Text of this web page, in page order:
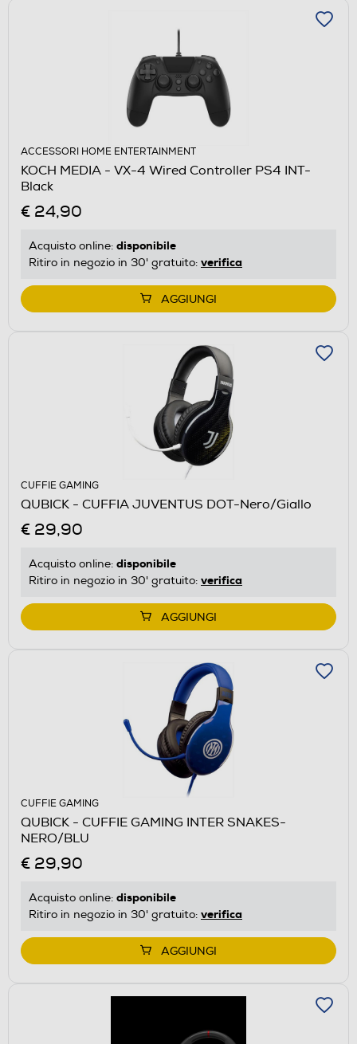
ACCESSORI HOME ENTERTAINMENT
KOCH MEDIA - VX-4 Wired Controller PS4 INT-
Black
€ 24,90
Acquisto online: disponibile
Ritiro in negozio in 30' gratuito: verifica
AGGIUNGI
CUFFIE GAMING
QUBICK - CUFFIA JUVENTUS DOT-Nero/Giallo
€ 29,90
Acquisto online: disponibile
Ritiro in negozio in 30' gratuito: verifica
AGGIUNGI
CUFFIE GAMING
QUBICK - CUFFIE GAMING INTER SNAKES-
NERO/BLU
€ 29,90
Acquisto online: disponibile
Ritiro in negozio in 30' gratuito: verifica
AGGIUNGI